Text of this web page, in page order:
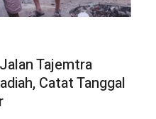
Tajemtra
Catat Tanggal